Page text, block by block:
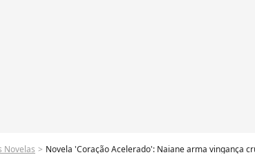
Novelas Novela 'Coração Acelerado': Naiane arma vingança cruel contra Agrado, mas plano